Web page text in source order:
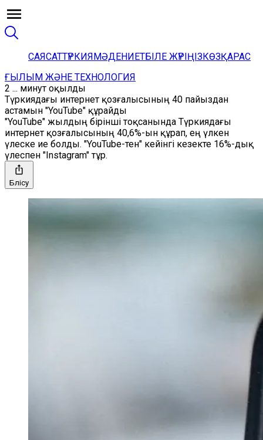
САЯСАТТҮРКИЯМӘДЕНИЕТБІЛЕ ЖҮРІҢІЗКӨЗҚАРАС
ҒЫЛЫМ ЖӘНЕ ТЕХНОЛОГИЯ
2 ... минут оқылды
Түркиядағы интернет қозғалысының 40 пайыздан
астамын "YouTube" құрайды
"YouTube" жылдың бірінші тоқсанында Түркиядағы
интернет қозғалысының 40,6%-ын құрап, ең үлкен
үлеске ие болды. "YouTube-тен" кейінгі кезекте 16%-дық
үлеспен "Instagram" тұр.
Бөлісу